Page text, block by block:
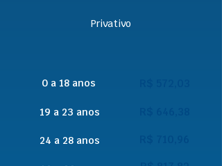
Privativo
0 a 18 anos
19 a 23 anos
24 a 28 anos